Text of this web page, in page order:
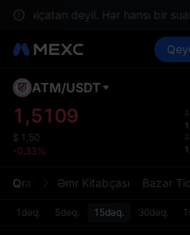
əlçatan deyil. Hər hansı bir
ATM/USDT
1,5109
$ 1,50
-0,33%
Qrafik Əmr Kitabçası Bazar
1dəq. 5dəq. 15dəq. 30dəq.